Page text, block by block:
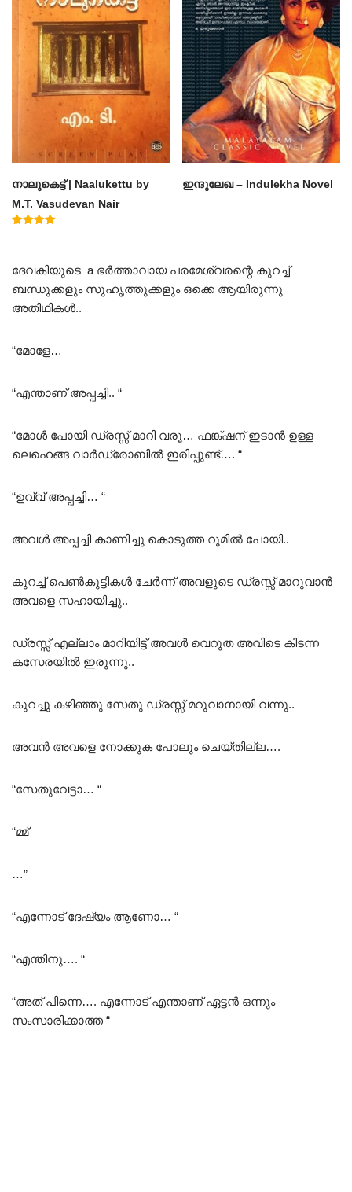
നാലുകെട്ട് | Naalukettu by
M.T. Vasudevan Nair
ഇന്ദുലേഖ – Indulekha Novel
ദേവകിയുടെ a ഭർത്താവായ പരമേശ്വരന്റെ കുറച്ച്
ബന്ധുക്കളും സുഹൃത്തുക്കളും ഒക്കെ ആയിരുന്നു
അതിഥികൾ..
“മോളേ…
“എന്താണ് അപ്പച്ചി.. “
“മോൾ പോയി ഡ്രസ്സ്‌ മാറി വരൂ… ഫങ്ക്ഷന് ഇടാൻ ഉള്ള
ലെഹെങ്ങ വാർഡ്രോബിൽ ഇരിപ്പുണ്ട്…. “
“ഉവ്വ് അപ്പച്ചി… “
അവൾ അപ്പച്ചി കാണിച്ചു കൊടുത്ത റൂമിൽ പോയി..
കുറച്ച് പെൺകുട്ടികൾ ചേർന്ന് അവളുടെ ഡ്രസ്സ്‌ മാറുവാൻ
അവളെ സഹായിച്ചു..
ഡ്രസ്സ് എല്ലാം മാറിയിട്ട് അവൾ വെറുത അവിടെ കിടന്ന
കസേരയിൽ ഇരുന്നു..
കുറച്ചു കഴിഞ്ഞു സേതു ഡ്രസ്സ്‌ മറുവാനായി വന്നു..
അവൻ അവളെ നോക്കുക പോലും ചെയ്തില്ല….
“സേതുവേട്ടാ… “
“മ്മ്
…”
“എന്നോട് ദേഷ്യം ആണോ… “
“എന്തിനു…. “
“അത് പിന്നെ…. എന്നോട് എന്താണ് ഏട്ടൻ ഒന്നും
സംസാരിക്കാത്ത “